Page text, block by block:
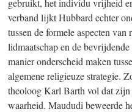
verband lijkt Hubbard echter
tussen de formele aspecten
lidmaatschap en de
manier onderscheid maken
algemene religieuze strategie.
theoloog Karl Barth vol dat
waarheid. Maududi beweerde